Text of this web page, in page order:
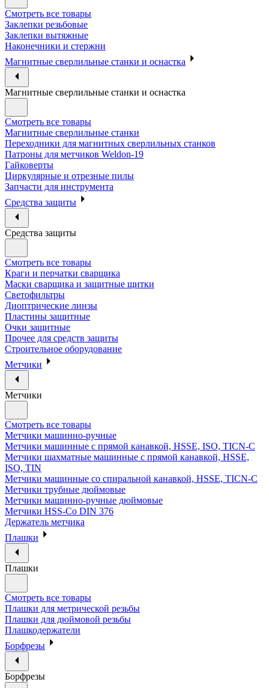
Смотреть все товары
Заклепки резьбовые
Заклепки вытяжные
Наконечники и стержни
Магнитные сверлильные станки и оснастка
Магнитные сверлильные станки и оснастка
Смотреть все товары
Магнитные сверлильные станки
Переходники для магнитных сверлильных станков
Патроны для метчиков Weldon-19
Гайковерты
Циркулярные и отрезные пилы
Запчасти для инструмента
Средства защиты
Средства защиты
Смотреть все товары
Краги и перчатки сварщика
Маски сварщика и защитные щитки
Светофильтры
Диоптрические линзы
Пластины защитные
Очки защитные
Прочее для средств защиты
Строительное оборудование
Метчики
Метчики
Смотреть все товары
Метчики машинно-ручные
Метчики машинные с прямой канавкой, HSSE, ISO, TICN-C
Метчики шахматные машинные с прямой канавкой, HSSE,
ISO, TIN
Метчики машинные со спиральной канавкой, HSSE, TICN-C
Метчики трубные дюймовые
Метчики машинно-ручные дюймовые
Метчики HSS-Co DIN 376
Держатель метчика
Плашки
Плашки
Смотреть все товары
Плашки для метрической резьбы
Плашки для дюймовой резьбы
Плашкодержатели
Борфрезы
Борфрезы